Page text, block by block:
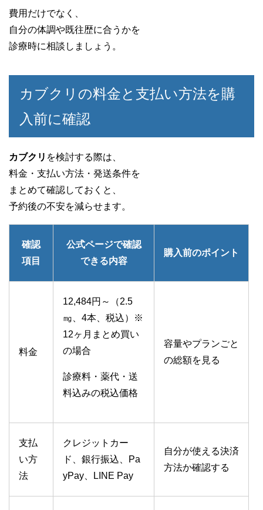
費用だけでなく、
自分の体調や既往歴に合うかを
診療時に相談しましょう。
カブクリの料金と支払い方法を購
入前に確認
カブクリ を検討する際は、
料金・支払い方法・発送条件を
まとめて確認しておくと、
予約後の不安を減らせます。
確認
項目
公式ページで確認
できる内容
購入前のポイント
料金
12,484円～（2.5
㎎、4本、税込）※
12ヶ月まとめ買い
の場合
診療料・薬代・送
料込みの税込価格
容量やプランごと
の総額を見る
支払
い方
法
クレジットカー
ド、銀行振込、Pa
yPay、LINE Pay
自分が使える決済
方法か確認する